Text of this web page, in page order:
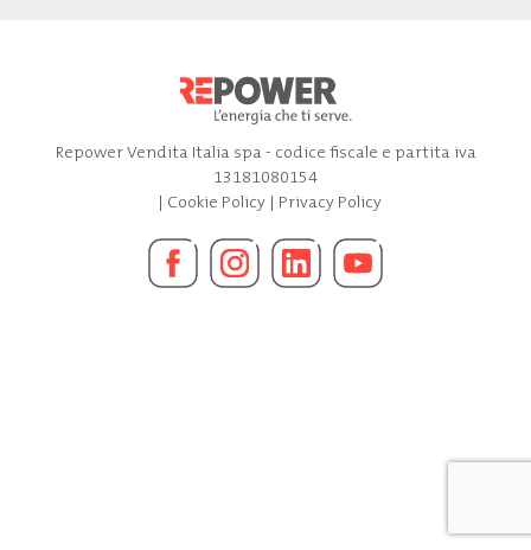
Repower Vendita Italia spa - codice fiscale e partita iva
13181080154
| Cookie Policy| Privacy Policy